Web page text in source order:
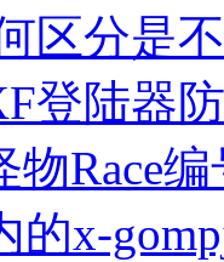
区分是
登陆器
物Race
的x-